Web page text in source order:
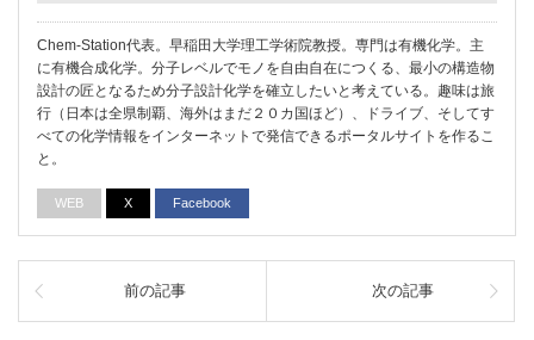
Chem-Station代表。早稲田大学理工学術院教授。専門は有機化学。主
に有機合成化学。分子レベルでモノを自由自在につくる、最小の構造物
設計の匠となるため分子設計化学を確立したいと考えている。趣味は旅
行（日本は全県制覇、海外はまだ２０カ国ほど）、ドライブ、そしてす
べての化学情報をインターネットで発信できるポータルサイトを作るこ
と。
WEB X Facebook
前の記事 次の記事